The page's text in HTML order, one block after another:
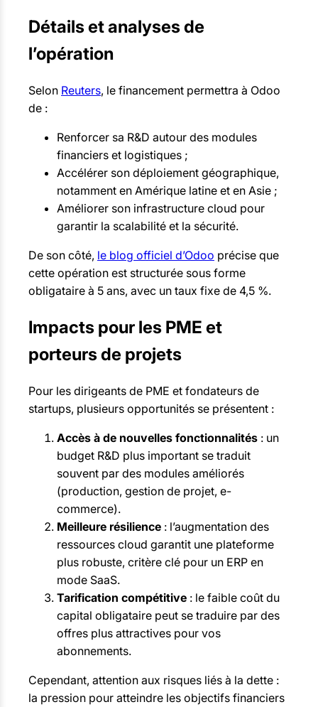
Détails et analyses de
l’opération
Selon Reuters, le financement permettra à Odoo
de :
Renforcer sa R&D autour des modules
financiers et logistiques ;
Accélérer son déploiement géographique,
notamment en Amérique latine et en Asie ;
Améliorer son infrastructure cloud pour
garantir la scalabilité et la sécurité.
De son côté, le blog officiel d’Odoo précise que
cette opération est structurée sous forme
obligataire à 5 ans, avec un taux fixe de 4,5 %.
Impacts pour les PME et
porteurs de projets
Pour les dirigeants de PME et fondateurs de
startups, plusieurs opportunités se présentent :
Accès à de nouvelles fonctionnalités : un
budget R&D plus important se traduit
souvent par des modules améliorés
(production, gestion de projet, e-
commerce).
Meilleure résilience : l’augmentation des
ressources cloud garantit une plateforme
plus robuste, critère clé pour un ERP en
mode SaaS.
Tarification compétitive : le faible coût du
capital obligataire peut se traduire par des
offres plus attractives pour vos
abonnements.
Cependant, attention aux risques liés à la dette :
la pression pour atteindre les objectifs financiers